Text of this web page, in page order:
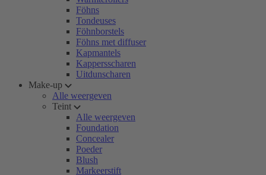
Föhns
Tondeuses
Föhnborstels
Föhns met diffuser
Kapmantels
Kappersscharen
Uitdunscharen
Make-up
Alle weergeven
Teint
Alle weergeven
Foundation
Concealer
Poeder
Blush
Markeerstift